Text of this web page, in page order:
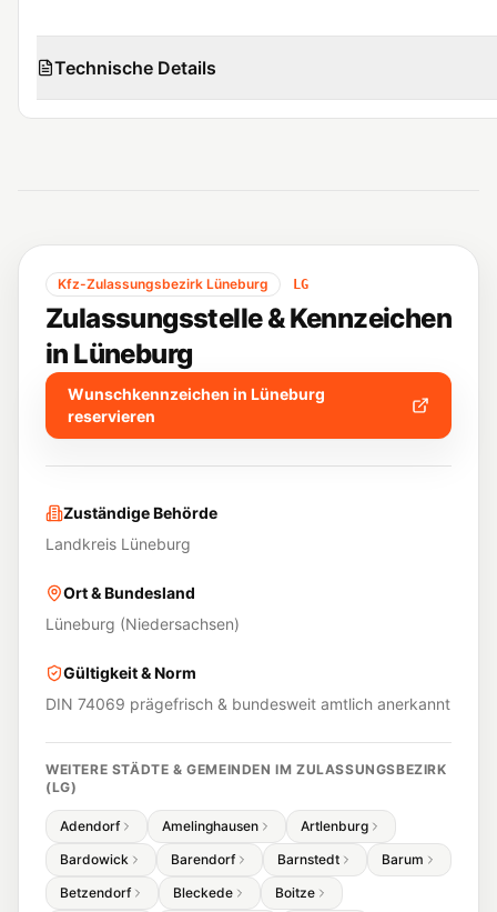
Technische Details
Kfz-Zulassungsbezirk Lüneburg LG
Zulassungsstelle & Kennzeichen
in Lüneburg
Wunschkennzeichen in Lüneburg
reservieren
Zuständige Behörde
Landkreis Lüneburg
Ort & Bundesland
Lüneburg (Niedersachsen)
Gültigkeit & Norm
DIN 74069 prägefrisch & bundesweit amtlich anerkannt
WEITERE STÄDTE & GEMEINDEN IM ZULASSUNGSBEZIRK
(LG)
Adendorf Amelinghausen
Artlenburg
Bardowick
Barendorf Barnstedt
Barum
Betzendorf
Bleckede Boitze